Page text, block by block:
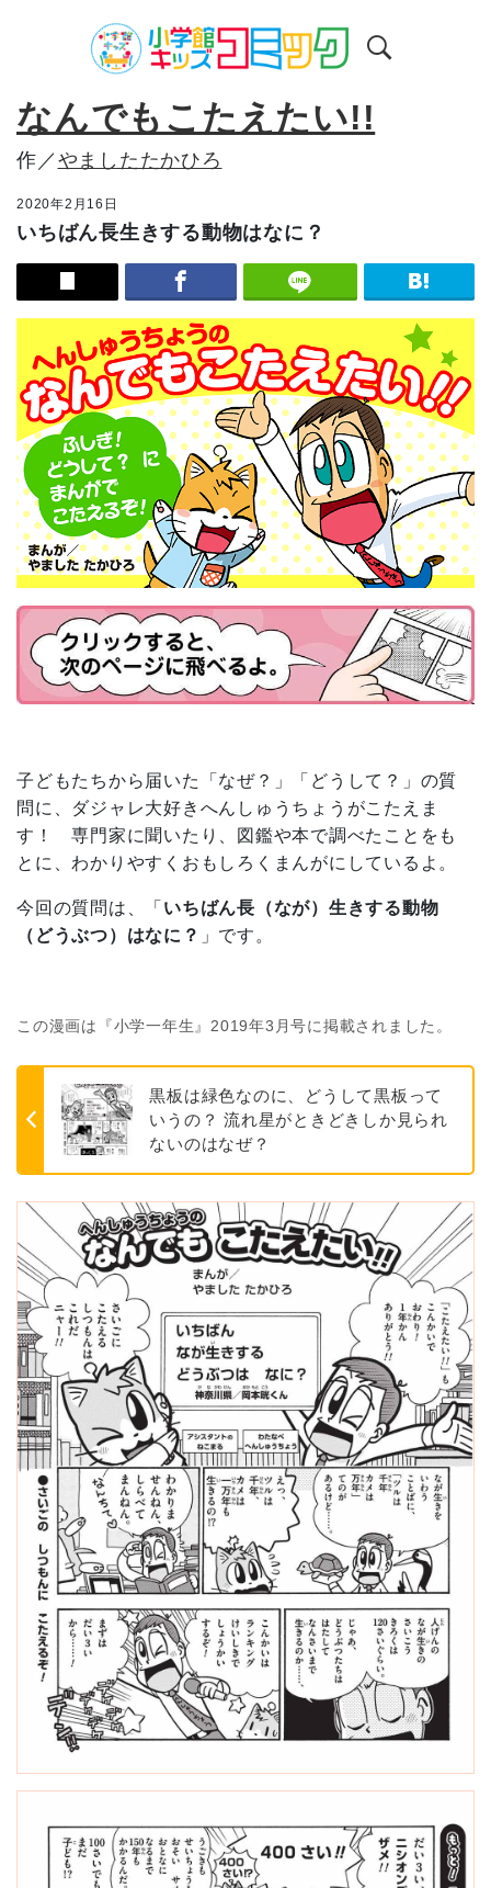
なんでもこたえたい!!
作／ やましたたかひろ
2020年2月16日
いちばん長生きする動物はなに？
子どもたちから届いた「なぜ？」「どうして？」の質
問に、ダジャレ大好きへんしゅうちょうがこたえま
す！ 専門家に聞いたり、図鑑や本で調べたことをも
とに、わかりやすくおもしろくまんがにしているよ。
今回の質問は、「 いちばん長（なが）生きする動物
（どうぶつ）はなに？ 」です。
この漫画は『小学一年生』2019年3月号に掲載されました。
黒板は緑色なのに、どうして黒板って
いうの？ 流れ星がときどきしか見られ
ないのはなぜ？